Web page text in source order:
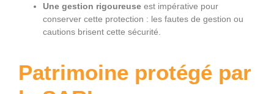
Une gestion rigoureuse est impérative pour
conserver cette protection : les fautes de gestion ou
cautions brisent cette sécurité.
Patrimoine protégé par